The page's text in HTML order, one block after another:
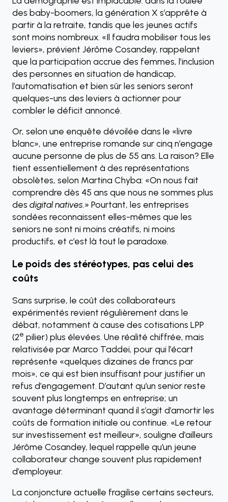
des baby-boomers, la génération X s’apprête à
partir à la retraite, tandis que les jeunes actifs
sont moins nombreux. «Il faudra mobiliser tous les
leviers», prévient Jérôme Cosandey, rappelant
que la participation accrue des femmes, l’inclusion
des personnes en situation de handicap,
l’automatisation et bien sûr les seniors seront
quelques-uns des leviers à actionner pour
combler le déficit annoncé.
Or, selon une enquête dévoilée dans le «livre
blanc», une entreprise romande sur cinq n’engage
aucune personne de plus de 55 ans. La raison? Elle
tient essentiellement à des représentations
obsolètes, selon Martina Chyba: «On nous fait
comprendre dès 45 ans que nous ne sommes plus
des digital natives.» Pourtant, les entreprises
sondées reconnaissent elles-mêmes que les
seniors ne sont ni moins créatifs, ni moins
productifs, et c’est là tout le paradoxe.
Le poids des stéréotypes, pas celui des
coûts
Sans surprise, le coût des collaborateurs
expérimentés revient régulièrement dans le
débat, notamment à cause des cotisations LPP
(2e pilier) plus élevées. Une réalité chiffrée, mais
relativisée par Marco Taddei, pour qui l’écart
représente «quelques dizaines de francs par
mois», ce qui est bien insuffisant pour justifier un
refus d’engagement. D’autant qu’un senior reste
souvent plus longtemps en entreprise; un
avantage déterminant quand il s’agit d’amortir les
coûts de formation initiale ou continue. «Le retour
sur investissement est meilleur», souligne d’ailleurs
Jérôme Cosandey, lequel rappelle qu’un jeune
collaborateur change souvent plus rapidement
d’employeur.
La conjoncture actuelle fragilise certains secteurs,